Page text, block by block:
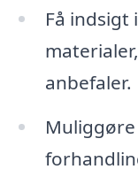
Få indsigt
anbefaler.